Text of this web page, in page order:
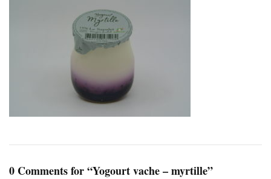
0 Comments for “Yogourt vache – myrtille”